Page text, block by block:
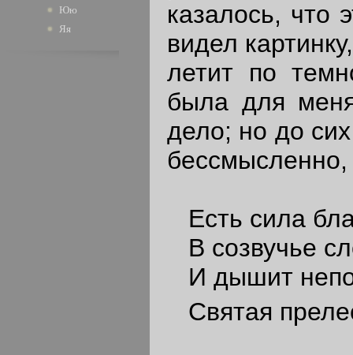
Юю
Яя
казалось, что
видел
летит по
была для
дело; но до
бессмысленно,
Есть сила
В созвучье
И дышит
Святая